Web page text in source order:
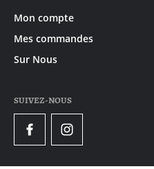
Mon compte
Mes commandes
Sur Nous
SUIVEZ-NOUS
FacebookInstagram